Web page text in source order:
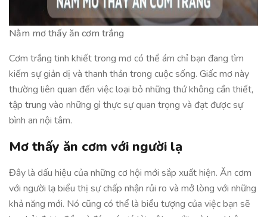
Nằm mơ thấy ăn cơm trắng
Cơm trắng tinh khiết trong mơ có thể ám chỉ bạn đang tìm
kiếm sự giản dị và thanh thản trong cuộc sống. Giấc mơ này
thường liên quan đến việc loại bỏ những thứ không cần thiết,
tập trung vào những gì thực sự quan trọng và đạt được sự
bình an nội tâm.
Mơ thấy ăn cơm với người lạ
Đây là dấu hiệu của những cơ hội mới sắp xuất hiện. Ăn cơm
với người lạ biểu thị sự chấp nhận rủi ro và mở lòng với những
khả năng mới. Nó cũng có thể là biểu tượng của việc bạn sẽ